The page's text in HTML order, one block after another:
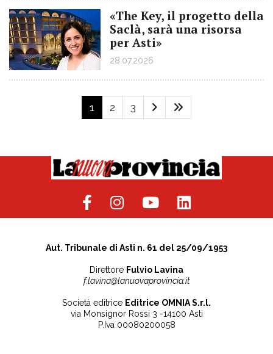
«The Key, il progetto della
Saclà, sarà una risorsa
per Asti»
28.07.2026
1 2 3
Aut. Tribunale di Asti n. 61 del 25/09/1953
Direttore Fulvio Lavina
f.lavina@lanuovaprovincia.it
Società editrice Editrice OMNIA S.r.l.
via Monsignor Rossi 3 -14100 Asti
P.Iva 00080200058